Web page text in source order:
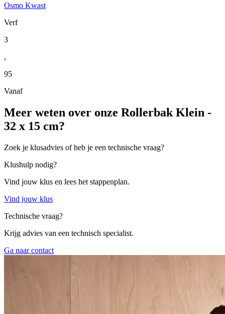
Osmo Kwast
Verf
3
,
95
Vanaf
Meer weten over onze Rollerbak Klein -
32 x 15 cm?
Zoek je klusadvies of heb je een technische vraag?
Klushulp nodig?
Vind jouw klus en lees het stappenplan.
Vind jouw klus
Technische vraag?
Krijg advies van een technisch specialist.
Ga naar contact